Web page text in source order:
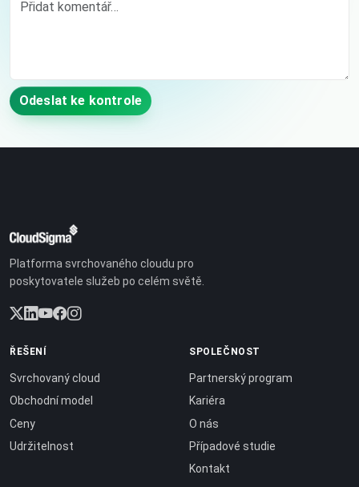
Odeslat ke kontrole
Platforma svrchovaného cloudu pro
poskytovatele služeb po celém světě.
ŘEŠENÍ
Svrchovaný cloud
Obchodní model
Ceny
Udržitelnost
SPOLEČNOST
Partnerský program
Kariéra
O nás
Případové studie
Kontakt